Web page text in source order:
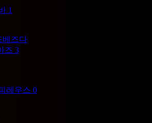
1
베즈다
즈 3
레우스 0